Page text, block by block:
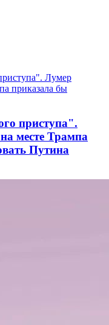
приступа".
месте Трампа
Путина